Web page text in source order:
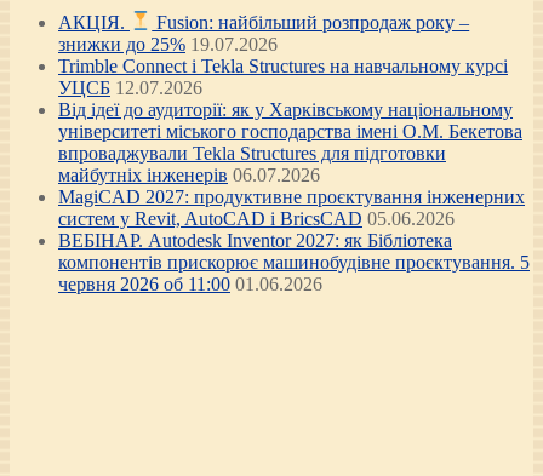
АКЦІЯ.
Fusion: найбільший розпродаж року –
знижки до 25% 19.07.2026
Trimble Connect і Tekla Structures на навчальному курсі
УЦСБ 12.07.2026
Від ідеї до аудиторії: як у Харківському національному
університеті міського господарства імені О.М. Бекетова
впроваджували Tekla Structures для підготовки
майбутніх інженерів 06.07.2026
MagiCAD 2027: продуктивне проєктування інженерних
систем у Revit, AutoCAD і BricsCAD 05.06.2026
ВЕБІНАР. Autodesk Inventor 2027: як Бібліотека
компонентів прискорює машинобудівне проєктування. 5
червня 2026 об 11:00 01.06.2026